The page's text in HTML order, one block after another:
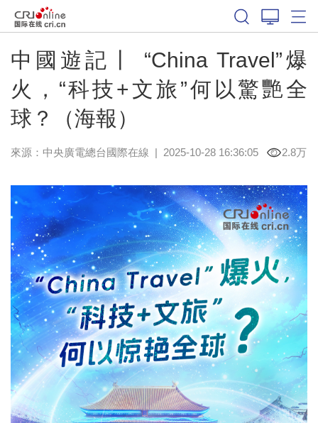
中國遊記丨 “China Travel”爆
火，“科技+文旅”何以驚艷全
球？（海報）
來源：中央廣電總台國際在線 | 2025-10-28 16:36:05 2.8万